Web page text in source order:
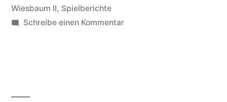
Wiesbaum II, Spielberichte
Schreibe einen Kommentarzu